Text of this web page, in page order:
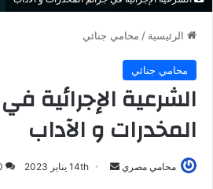
الرئيسية / محامي جنائي
محامي جنائي
الشرعية الإجرائية
المخدرات و الآداب
محامي مصري
أرسل 14th يناير 2023